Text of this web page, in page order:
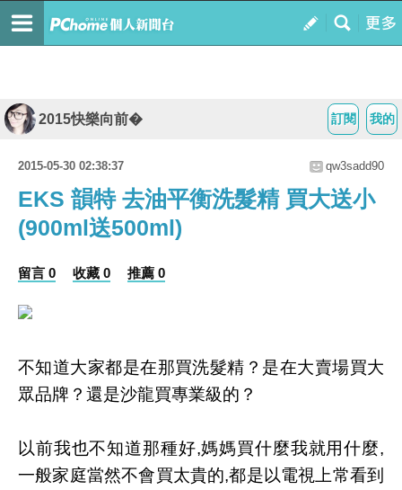
我的
訂閱
2015快樂向前�
2015-05-30 02:38:37 qw3sadd90
EKS 韻特 去油平衡洗髮精 買大送小
(900ml送500ml)
留言 0 收藏 0 推薦 0
不知道大家都是在那買洗髮精？是在大賣場買大
眾品牌？還是沙龍買專業級的？
以前我也不知道那種好,媽媽買什麼我就用什麼,
一般家庭當然不會買太貴的,都是以電視上常看到